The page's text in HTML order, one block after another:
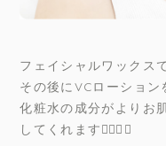
フェイシャルワックス
その後にVCローション
化粧水の成分がよりお
してくれます🧏🏻‍♀️✨